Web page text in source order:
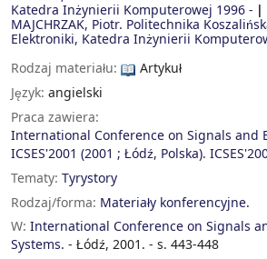
Katedra Inżynierii Komputerowej 1996 -
MAJCHRZAK, Piotr. Politechnika
Elektroniki, Katedra Inżynierii
Rodzaj materiału:
Artykuł
Język: angielski
Praca zawiera:
International Conference on Signals and
ICSES'2001 (2001 ; Łódź, Polska).
Tematy: Tyrystory
Rodzaj/forma: Materiały konferencyjne.
W: International Conference on Signals
Systems. - Łódź, 2001. - s. 443-448